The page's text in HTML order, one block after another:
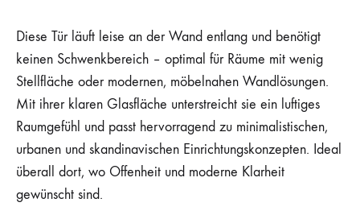
Diese Tür läuft leise an der Wand entlang und benötigt
keinen Schwenkbereich – optimal für Räume mit wenig
Stellfläche oder modernen, möbelnahen Wandlösungen.
Mit ihrer klaren Glasfläche unterstreicht sie ein luftiges
Raumgefühl und passt hervorragend zu minimalistischen,
urbanen und skandinavischen Einrichtungskonzepten. Ideal
überall dort, wo Offenheit und moderne Klarheit
gewünscht sind.